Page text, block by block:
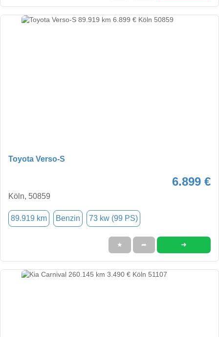
Toyota Verso-S
6.899 €
Köln, 50859
89.919 km Benzin 73 kw (99 PS)
★ ➦ ➜